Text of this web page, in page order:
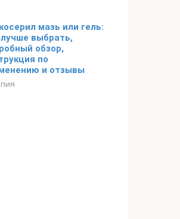
мазь или гель:
выбрать,
обзор,
по
и отзывы